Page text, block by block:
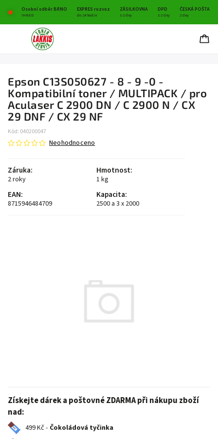
Osobní odběr BRNO EXPRES rozvoz ZÁSILKOVNA DPD ČESKÁ POŠTA
IHNED do 24 hodin 1-2 dny 1-2 dny 2 dny
Epson C13S050627 - 8 - 9 -0 -
Kompatibilní toner / MULTIPACK / pro
Aculaser C 2900 DN / C 2900 N / CX
29 DNF / CX 29 NF
Kód: 040200047
Neohodnoceno
Záruka:
2 roky
Hmotnost:
1 kg
EAN:
8715946484709
Kapacita:
2500 a 3 x 2000
Získejte dárek a poštovné ZDARMA při nákupu zboží
nad:
499 Kč - Čokoládová tyčinka